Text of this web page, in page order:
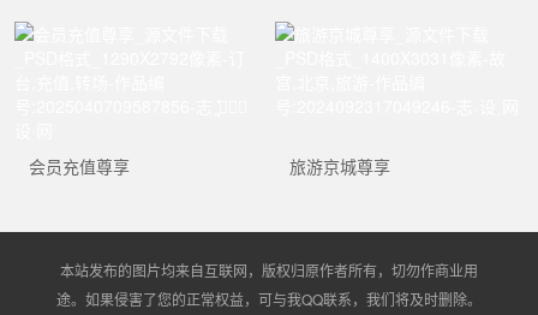
会员充值尊享 旅游京城尊享
本站发布的图片均来自互联网，版权归原作者所有，切勿作商业用
途。如果侵害了您的正常权益，可与我QQ联系，我们将及时删除。